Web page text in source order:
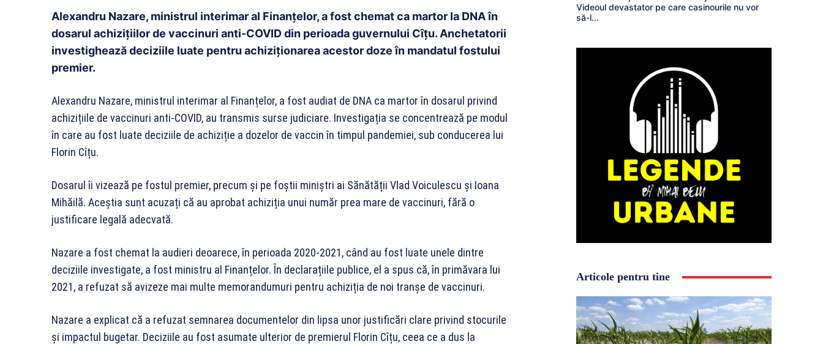
Alexandru Nazare, ministrul interimar al Finanțelor, a fost chemat ca martor la DNA în
dosarul achizițiilor de vaccinuri anti-COVID din perioada guvernului Cîțu. Anchetatorii
investighează deciziile luate pentru achiziționarea acestor doze în mandatul fostului
premier.
Alexandru Nazare, ministrul interimar al Finanțelor, a fost audiat de DNA ca martor în dosarul privind
achizițiile de vaccinuri anti-COVID, au transmis surse judiciare. Investigația se concentrează pe modul
în care au fost luate deciziile de achiziție a dozelor de vaccin în timpul pandemiei, sub conducerea lui
Florin Cîțu.
Dosarul îi vizează pe fostul premier, precum și pe foștii miniștri ai Sănătății Vlad Voiculescu și Ioana
Mihăilă. Aceștia sunt acuzați că au aprobat achiziția unui număr prea mare de vaccinuri, fără o
justificare legală adecvată.
Nazare a fost chemat la audieri deoarece, în perioada 2020-2021, când au fost luate unele dintre
deciziile investigate, a fost ministru al Finanțelor. În declarațiile publice, el a spus că, în primăvara lui
2021, a refuzat să avizeze mai multe memorandumuri pentru achiziția de noi tranșe de vaccinuri.
Nazare a explicat că a refuzat semnarea documentelor din lipsa unor justificări clare privind stocurile
și impactul bugetar. Deciziile au fost asumate ulterior de premierul Florin Cîțu, ceea ce a dus la
Videoul devastator pe care casinourile nu vor
să-l...
Articole pentru tine